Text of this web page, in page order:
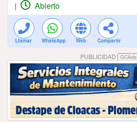
| Abierto
Llamar WhatsApp Web Compartir
PUBLICIDAD GCAds